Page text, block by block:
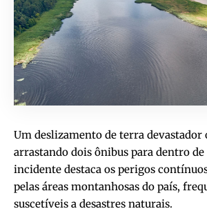
Um deslizamento de terra devastador
arrastando dois ônibus para dentro
incidente destaca os perigos
pelas áreas montanhosas do país,
suscetíveis a desastres naturais.